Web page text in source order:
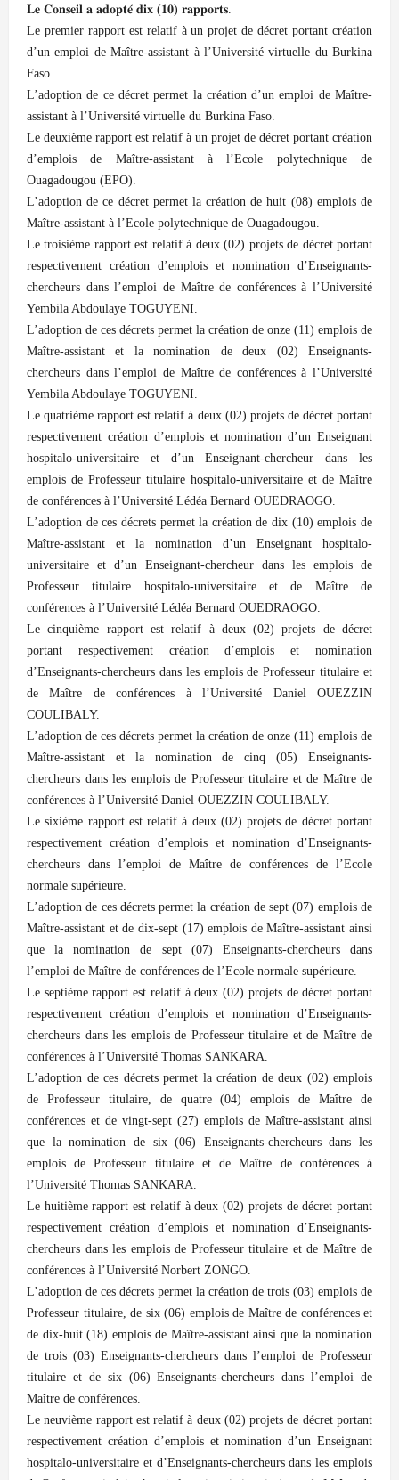
𝐋𝐞 𝐂𝐨𝐧𝐬𝐞𝐢𝐥 𝐚 𝐚𝐝𝐨𝐩𝐭𝐞́ 𝐝𝐢𝐱 (𝟏𝟎) 𝐫𝐚𝐩𝐩𝐨𝐫𝐭𝐬.
Le premier rapport est relatif à un projet de décret portant création
d’un emploi de Maître-assistant à l’Université virtuelle du Burkina
Faso.
L’adoption de ce décret permet la création d’un emploi de Maître-
assistant à l’Université virtuelle du Burkina Faso.
Le deuxième rapport est relatif à un projet de décret portant création
d’emplois de Maître-assistant à l’Ecole polytechnique de
Ouagadougou (EPO).
L’adoption de ce décret permet la création de huit (08) emplois de
Maître-assistant à l’Ecole polytechnique de Ouagadougou.
Le troisième rapport est relatif à deux (02) projets de décret portant
respectivement création d’emplois et nomination d’Enseignants-
chercheurs dans l’emploi de Maître de conférences à l’Université
Yembila Abdoulaye TOGUYENI.
L’adoption de ces décrets permet la création de onze (11) emplois de
Maître-assistant et la nomination de deux (02) Enseignants-
chercheurs dans l’emploi de Maître de conférences à l’Université
Yembila Abdoulaye TOGUYENI.
Le quatrième rapport est relatif à deux (02) projets de décret portant
respectivement création d’emplois et nomination d’un Enseignant
hospitalo-universitaire et d’un Enseignant-chercheur dans les
emplois de Professeur titulaire hospitalo-universitaire et de Maître
de conférences à l’Université Lédéa Bernard OUEDRAOGO.
L’adoption de ces décrets permet la création de dix (10) emplois de
Maître-assistant et la nomination d’un Enseignant hospitalo-
universitaire et d’un Enseignant-chercheur dans les emplois de
Professeur titulaire hospitalo-universitaire et de Maître de
conférences à l’Université Lédéa Bernard OUEDRAOGO.
Le cinquième rapport est relatif à deux (02) projets de décret
portant respectivement création d’emplois et nomination
d’Enseignants-chercheurs dans les emplois de Professeur titulaire et
de Maître de conférences à l’Université Daniel OUEZZIN
COULIBALY.
L’adoption de ces décrets permet la création de onze (11) emplois de
Maître-assistant et la nomination de cinq (05) Enseignants-
chercheurs dans les emplois de Professeur titulaire et de Maître de
conférences à l’Université Daniel OUEZZIN COULIBALY.
Le sixième rapport est relatif à deux (02) projets de décret portant
respectivement création d’emplois et nomination d’Enseignants-
chercheurs dans l’emploi de Maître de conférences de l’Ecole
normale supérieure.
L’adoption de ces décrets permet la création de sept (07) emplois de
Maître-assistant et de dix-sept (17) emplois de Maître-assistant ainsi
que la nomination de sept (07) Enseignants-chercheurs dans
l’emploi de Maître de conférences de l’Ecole normale supérieure.
Le septième rapport est relatif à deux (02) projets de décret portant
respectivement création d’emplois et nomination d’Enseignants-
chercheurs dans les emplois de Professeur titulaire et de Maître de
conférences à l’Université Thomas SANKARA.
L’adoption de ces décrets permet la création de deux (02) emplois
de Professeur titulaire, de quatre (04) emplois de Maître de
conférences et de vingt-sept (27) emplois de Maître-assistant ainsi
que la nomination de six (06) Enseignants-chercheurs dans les
emplois de Professeur titulaire et de Maître de conférences à
l’Université Thomas SANKARA.
Le huitième rapport est relatif à deux (02) projets de décret portant
respectivement création d’emplois et nomination d’Enseignants-
chercheurs dans les emplois de Professeur titulaire et de Maître de
conférences à l’Université Norbert ZONGO.
L’adoption de ces décrets permet la création de trois (03) emplois de
Professeur titulaire, de six (06) emplois de Maître de conférences et
de dix-huit (18) emplois de Maître-assistant ainsi que la nomination
de trois (03) Enseignants-chercheurs dans l’emploi de Professeur
titulaire et de six (06) Enseignants-chercheurs dans l’emploi de
Maître de conférences.
Le neuvième rapport est relatif à deux (02) projets de décret portant
respectivement création d’emplois et nomination d’un Enseignant
hospitalo-universitaire et d’Enseignants-chercheurs dans les emplois